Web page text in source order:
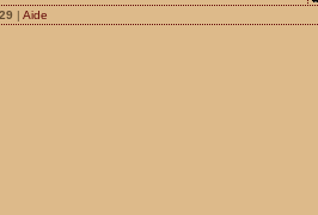
| Aide